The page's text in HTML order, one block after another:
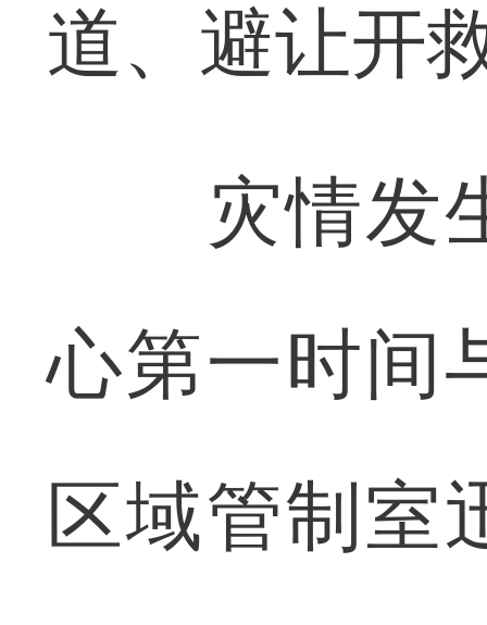
道、避让开
灾情发生
心第一时间
区域管制室